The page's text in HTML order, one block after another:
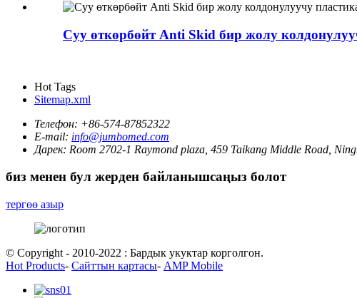
Суу өткөрбөйт Anti Skid бир жолу
Hot Tags
Sitemap.xml
Телефон: +86-574-87852322
E-mail: info@jumbomed.com
Дарек: Room 2702-1 Raymond plaza, 459 Taikang Middle Road,
биз менен бул жерден байланышсаңыз болот
тергөө азыр
© Copyright - 2010-2022 : Бардык укуктар корголгон.
Hot Products- Сайттын картасы- AMP Mobile